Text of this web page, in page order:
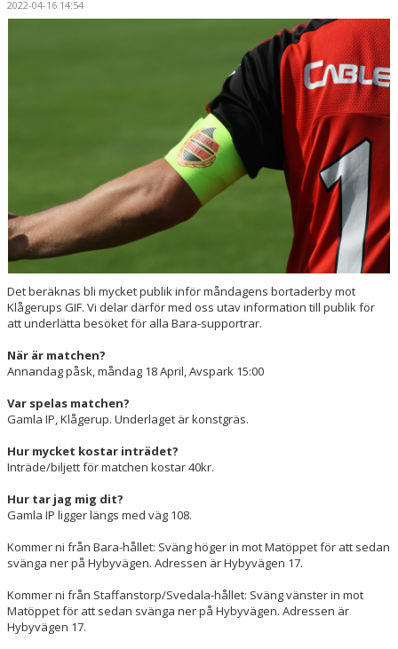
POÄNGLIGAN
2022-04-16 14:54
Det beräknas bli mycket publik inför måndagens bortaderby mot
Klågerups GIF. Vi delar därför med oss utav information till publik för
att underlätta besöket för alla Bara-supportrar.
När är matchen?
Annandag påsk, måndag 18 April, Avspark 15:00
Var spelas matchen?
Gamla IP, Klågerup. Underlaget är konstgräs.
Hur mycket kostar inträdet?
Inträde/biljett för matchen kostar 40kr.
Hur tar jag mig dit?
Gamla IP ligger längs med väg 108.
Kommer ni från Bara-hållet: Sväng höger in mot Matöppet för att sedan
svänga ner på Hybyvägen. Adressen är Hybyvägen 17.
Kommer ni från Staffanstorp/Svedala-hållet: Sväng vänster in mot
Matöppet för att sedan svänga ner på Hybyvägen. Adressen är
Hybyvägen 17.